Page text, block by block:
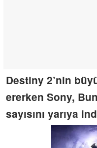
Destiny 2’nin
ererken Sony,
sayısını yarıya